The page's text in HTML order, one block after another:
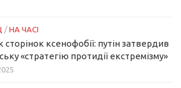
/ НА ЧАСІ
сторінок ксенофобії: путін затвердив
«стратегію протидії екстремізму»